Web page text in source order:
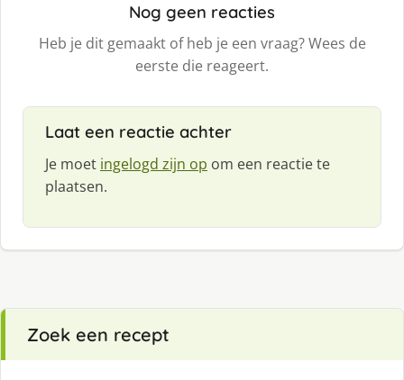
Nog geen reacties
Heb je dit gemaakt of heb je een vraag? Wees de
eerste die reageert.
Laat een reactie achter
Je moet ingelogd zijn op om een reactie te
plaatsen.
Zoek een recept